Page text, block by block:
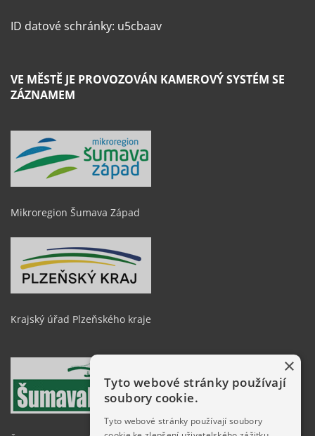
ID datové schránky: u5cbaav
VE MĚSTĚ JE PROVOZOVÁN KAMEROVÝ SYSTÉM SE
ZÁZNAMEM
Mikroregion Šumava Západ
Krajský úřad Plzeňského kraje
×
Tyto webové stránky používají
soubory cookie.
Tyto webové stránky používají soubory